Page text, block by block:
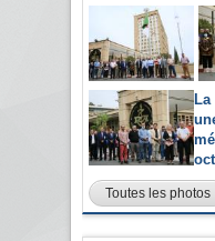
Toutes les photos